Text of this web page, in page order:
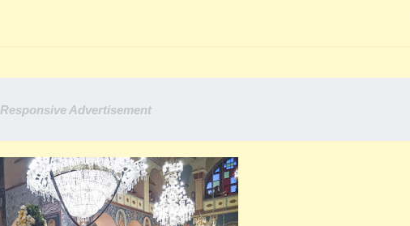
Responsive Advertisement